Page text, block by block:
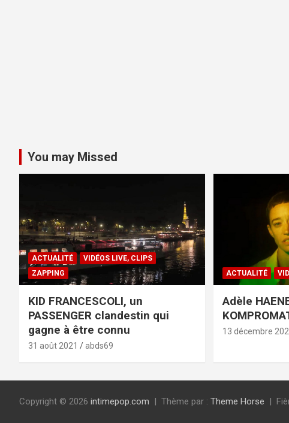
You may Missed
ACTUALITÉ
VIDÉOS LIVE, CLIPS
ZAPPING
KID FRANCESCOLI, un
PASSENGER clandestin qui
gagne à être connu
31 août 2021 abds69
ACTUALITÉ
Adèle
13 décembre
Copyright © 2026 intimepop.com Thème par : Theme Horse